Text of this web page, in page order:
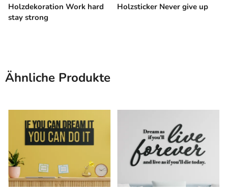
Holzdekoration Work hard
stay strong
Holzsticker Never give up
Ähnliche Produkte